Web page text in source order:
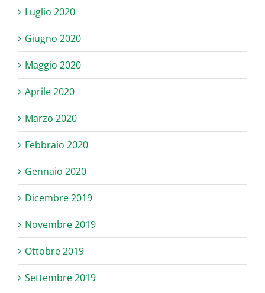
Luglio 2020
Giugno 2020
Maggio 2020
Aprile 2020
Marzo 2020
Febbraio 2020
Gennaio 2020
Dicembre 2019
Novembre 2019
Ottobre 2019
Settembre 2019